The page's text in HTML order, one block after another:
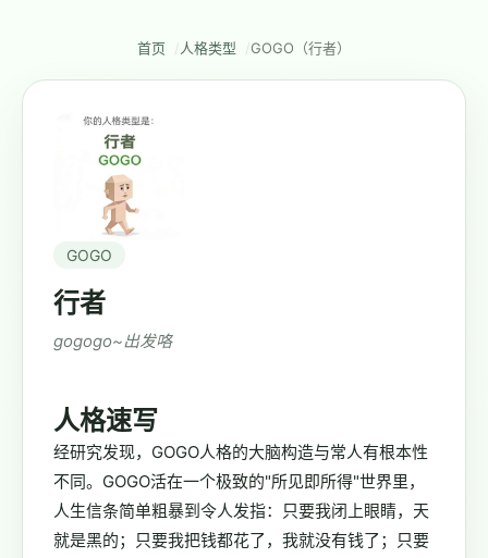
首页 人格类型 GOGO（行者）
GOGO
行者
gogogo~出发咯
人格速写
经研究发现，GOGO人格的大脑构造与常人有根本性
不同。GOGO活在一个极致的"所见即所得"世界里，
人生信条简单粗暴到令人发指：只要我闭上眼睛，天
就是黑的；只要我把钱都花了，我就没有钱了；只要